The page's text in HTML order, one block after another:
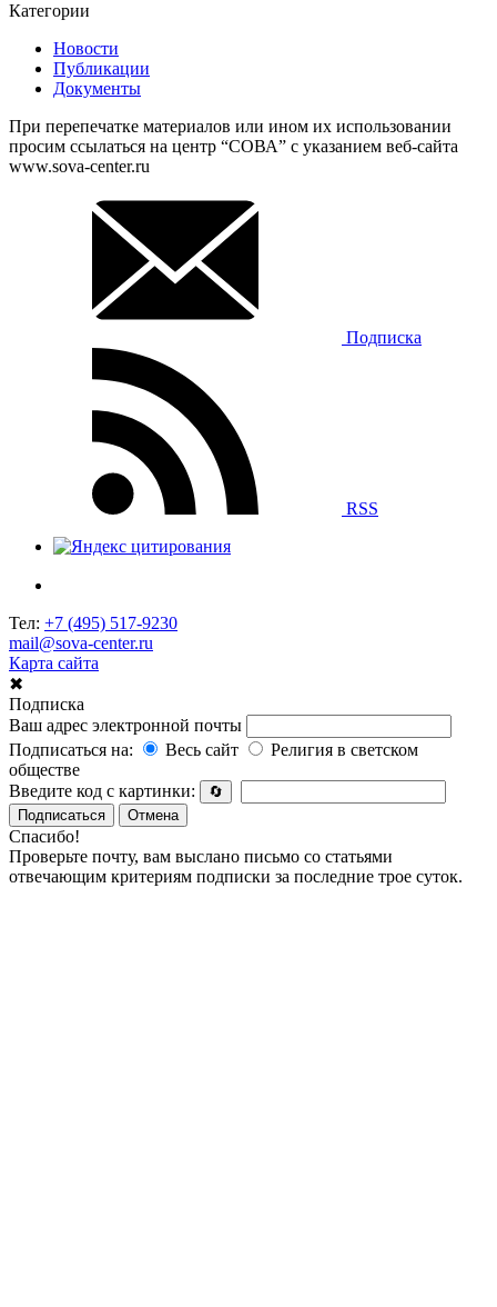
Категории
Новости
Публикации
Документы
При перепечатке материалов или ином их использовании
просим ссылаться на центр “СОВА” с указанием веб-сайта
www.sova-center.ru
Подписка
RSS
Тел: +7 (495) 517-9230
mail@sova-center.ru
Карта сайта
✖
Подписка
Ваш адрес электронной почты
Подписаться на:
Весь сайт
Религия в светском
обществе
Введите код с картинки:
🔄
Подписаться
Отмена
Спасибо!
Проверьте почту, вам выслано письмо со статьями
отвечающим критериям подписки за последние трое суток.